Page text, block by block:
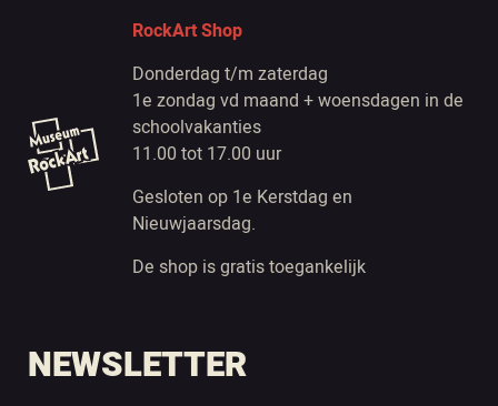
RockArt Shop
Donderdag t/m zaterdag
1e zondag vd maand + woensdagen in de
schoolvakanties
11.00 tot 17.00 uur
Gesloten op 1e Kerstdag en
Nieuwjaarsdag.
De shop is gratis toegankelijk
NEWSLETTER